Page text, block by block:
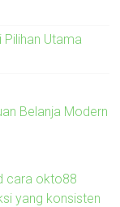
Utama
Belanja Modern
cara okto88
yang konsisten